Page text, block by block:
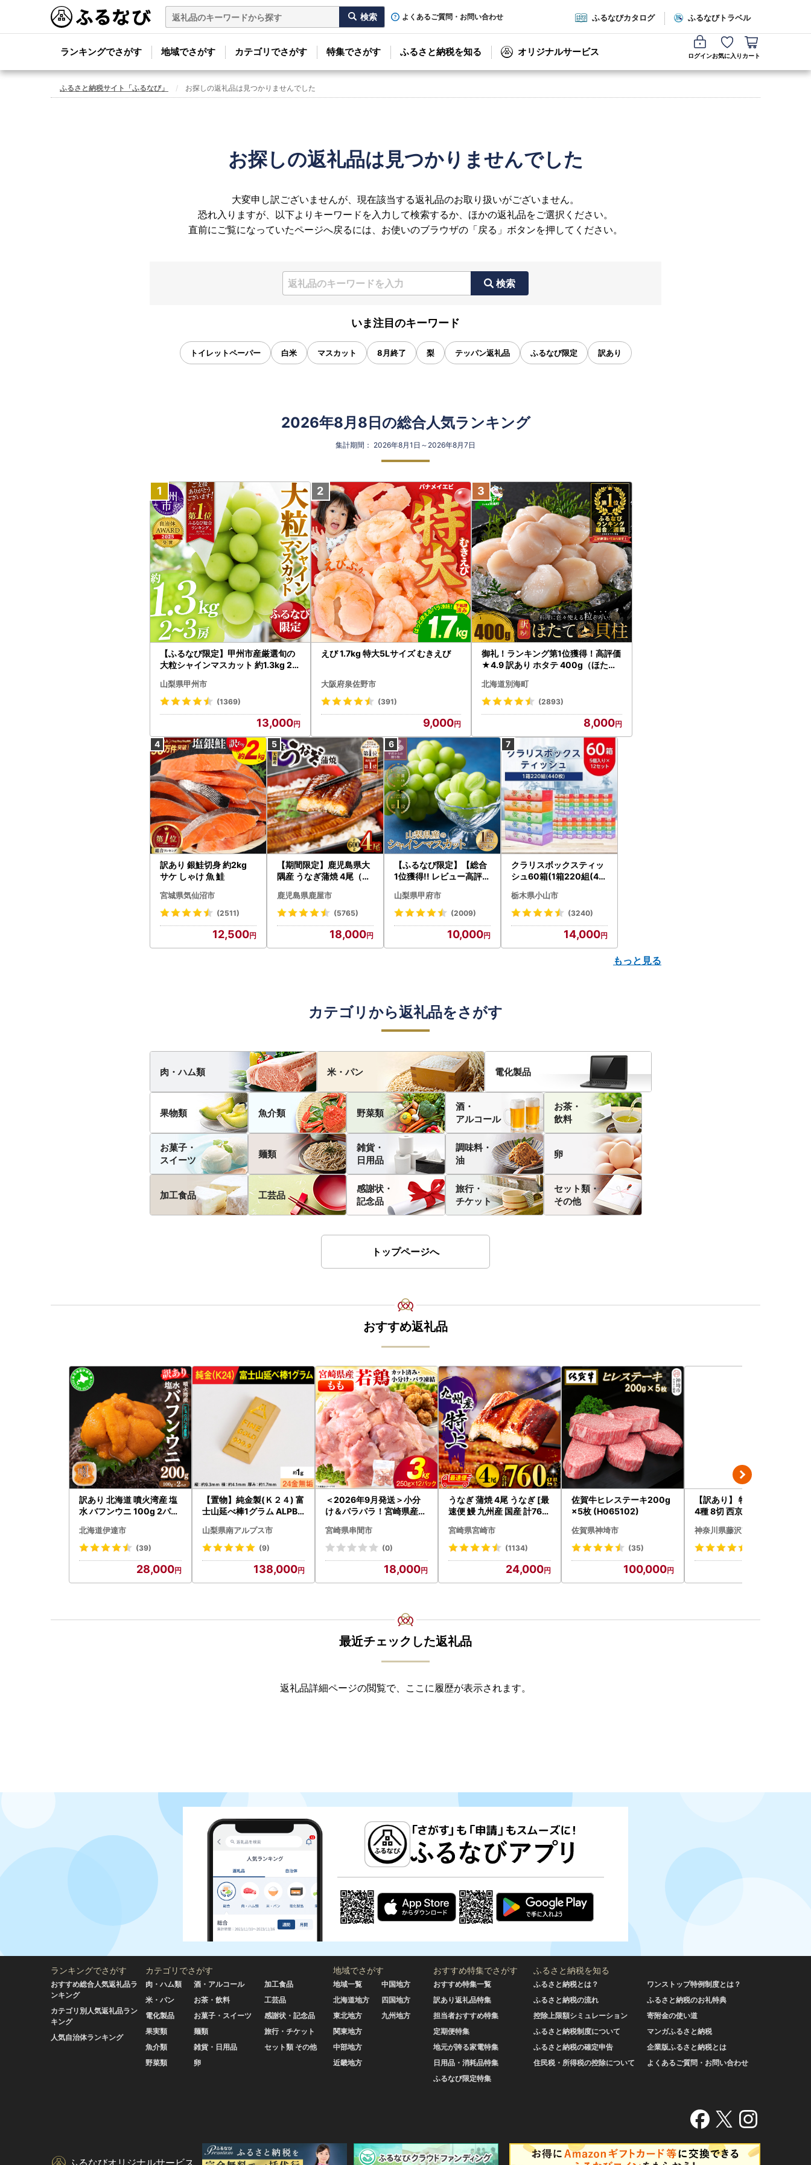
よくあるご質問・お問い合わせ ふるなびカタログ ふるなびトラベル
ランキングでさがす 地域でさがす カテゴリでさがす 特集でさがす ふるさと納税を知る オリジナルサービス ログインお気に入り カート
ふるさと納税サイト「ふるなび」 お探しの返礼品は見つかりませんでした
お探しの返礼品は見つかりませんでした
大変申し訳ございませんが、現在該当する返礼品のお取り扱いがございません。
恐れ入りますが、以下よりキーワードを入力して検索するか、ほかの返礼品をご選択ください。
直前にご覧になっていたページへ戻るには、お使いのブラウザの「戻る」ボタンを押してください。
検索
いま注目のキーワード
トイレットペーパー 白米 マスカット 8月終了 梨 テッパン返礼品 ふるなび限定 訳あり
2026年8月8日の総合人気ランキング
集計期間： 2026年8月1日～2026年8月7日
【ふるなび限定】甲州市産厳選旬の
大粒シャインマスカット 約1.3kg 2
472 FN-Limited-VO シャインマス
カット フルーツ
山梨県甲州市
(1369)
13,000
えび 1.7kg 特大5Lサイズ むきえび
大阪府泉佐野市
(391)
9,000
御礼！ランキング第1位獲得！高評価
★4.9 訳あり ホタテ 400g（ほたて
北海道別海町
(2893)
8,000
訳あり 銀鮭切身 約2kg
サケ しゃけ 魚 鮭
宮城県気仙沼市
(2511)
12,500
【期間限定】鹿児島県大
隅産 うなぎ蒲焼 4尾（60
cp18 うなぎ 鰻 魚 惣菜 総
菜
鹿児島県鹿屋市
(5765)
18,000
【ふるなび限定】【総合
1位獲得!! レビュー高評価
〉山梨県産 シャインマス
カット 2～3房（1.0kg以
N-Limited-SP
山梨県甲府市
(2009)
10,000
クラリスボックスティッ
シュ60箱(1箱220組(44
ト)【配送不可地域：離島
・沖縄県】【1256759】
栃木県小山市
(3240)
14,000
もっと見る
カテゴリから返礼品をさがす
肉・ハム類 米・パン 電化製品
果物類 魚介類 野菜類
酒・
アルコール
お茶・
飲料
お菓子・
スイーツ
麺類
雑貨・
日用品
調味料・
油
卵
加工食品 工芸品
感謝状・
記念品
旅行・
チケット
セット類・
その他
トップページへ
おすすめ返礼品
訳あり 北海道 噴火湾産 塩
水 バフンウニ 100g 2パッ
付き》うに ウニ 雲丹 海鮮
海の幸 魚介類 ウニ丼 お寿
取り寄せ 山村水産 送料無
北海道伊達市
(39)
28,000
【置物】純金製(Ｋ２４) 富
士山延べ棒1グラム ALPBK
山梨県南アルプス市
(9)
138,000
＜2026年9月発送＞小分
け＆パラパラ！宮崎県産鶏
-009-2609
宮崎県串間市
(0)
18,000
うなぎ 蒲焼 4尾 うなぎ [最
速便 鰻 九州産 国産 計760
宮崎県宮崎市
(1134)
24,000
佐賀牛ヒレステーキ200g
×5枚 (H065102)
佐賀県神埼市
(35)
100,000
【訳あり】 特大 西京漬け
4種 8切 西京漬け
神奈川県藤沢市
最近チェックした返礼品
返礼品詳細ページの閲覧で、ここに履歴が表示されます。
ランキングでさがす
おすすめ総合人気返礼品ラ
ンキング
カテゴリ別人気返礼品ラン
キング
人気自治体ランキング
カテゴリでさがす
肉・ハム類
米・パン
電化製品
果実類
魚介類
野菜類
酒・アルコール
お茶・飲料
お菓子・スイーツ
麺類
雑貨・日用品
卵
加工食品
工芸品
感謝状・記念品
旅行・チケット
セット類 その他
地域でさがす
地域一覧
北海道地方
東北地方
関東地方
中部地方
近畿地方
中国地方
四国地方
九州地方
おすすめ特集でさがす
おすすめ特集一覧
訳あり返礼品特集
担当者おすすめ特集
定期便特集
地元が誇る家電特集
日用品・消耗品特集
ふるなび限定特集
ふるさと納税を知る
ふるさと納税とは？
ふるさと納税の流れ
控除上限額シミュレーション
ふるさと納税制度について
ふるさと納税の確定申告
住民税・所得税の控除について
ワンストップ特例制度とは？
ふるさと納税のお礼特典
寄附金の使い道
マンガふるさと納税
企業版ふるさと納税とは
よくあるご質問・お問い合わせ